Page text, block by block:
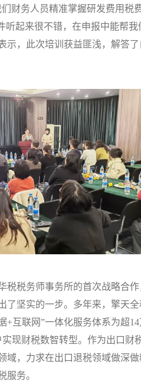
财务人员精准掌握研发费用税
听起来很不错，在申报中能帮
示，此次培训获益匪浅，解答
税税务师事务所的首次战略合
了坚实的一步。多年来，擎天
+互联网”一体化服务体系为超
现财税数智转型。作为出口
域，力求在出口退税领域做深
服务。